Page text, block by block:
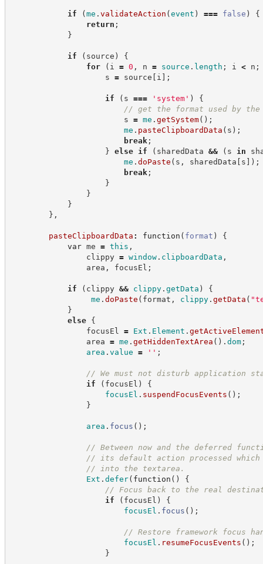
if (me . validateAction (event ) === false )
{
return ;
}
if ( source )
{
for
( i = 0 , n = source . length ; i < n ;
s = source [ i ] ;
if ( s === ' system' )
{
// get the format used by
s = me . getSystem( ) ;
me . pasteClipboardData ( s ) ;
break ;
} else if ( sharedData && ( s in
me . doPaste ( s , sharedData [ s ] ) ;
break ;
}
}
}
} ,
pasteClipboardData : function ( format )
{
var me = this ,
clippy = window. clipboardData ,
area , focusEl ;
if ( clippy && clippy. getData )
{
me . doPaste ( format , clippy. getData ( "
}
else
{
focusEl = Ext . Element .
area = me . getHiddenTextArea ( ) . dom;
area . value = ' ' ;
// We must not disturb application
if
( focusEl )
{
focusEl . suspendFocusEvents ( ) ;
}
area . focus ( ) ;
// Between now and the deferred
// its default action processed
// into the textarea.
Ext . defer( function ( )
{
// Focus back to the real
if
( focusEl )
{
focusEl . focus ( ) ;
// Restore framework focus
focusEl . resumeFocusEvents ( ) ;
}